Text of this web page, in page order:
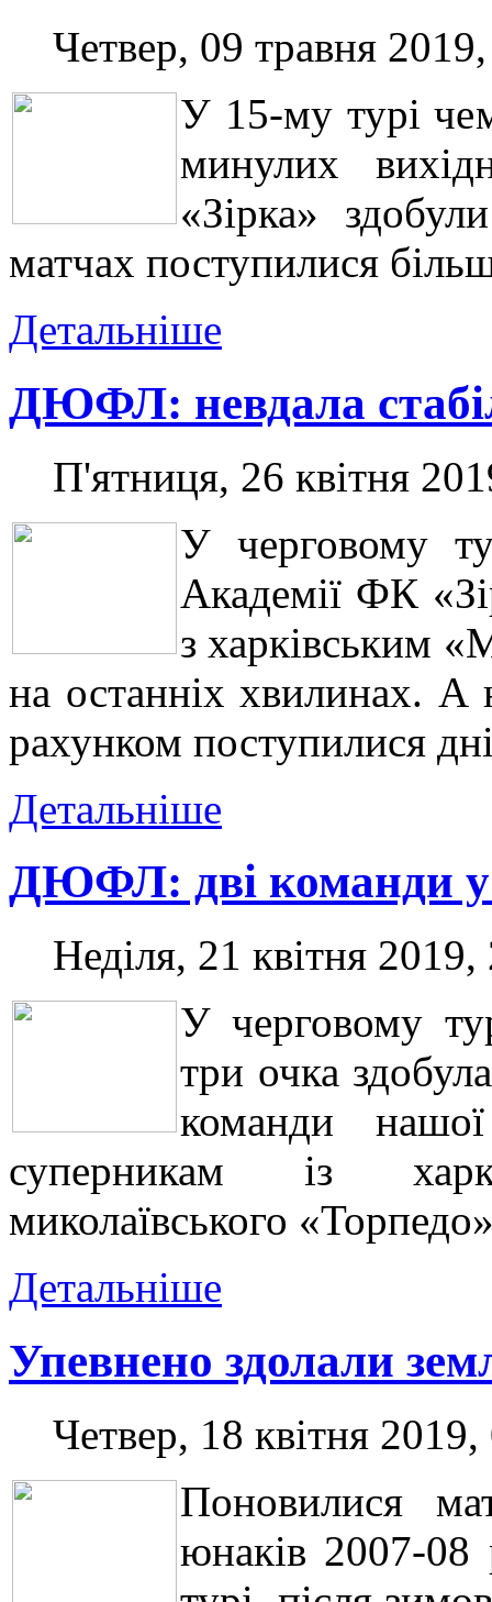
Четвер, 09 травня
У 15-му турі
минулих
«Зірка»
матчах поступилися
Детальніше
ДЮФЛ: невдала
П'ятниця, 26 квітня
У черговому
Академії ФК
з харківським
на останніх хвилинах. А
рахунком поступилися
Детальніше
ДЮФЛ: дві команди у
Неділя, 21 квітня
У черговому
три очка
команди
суперникам із
миколаївського
Детальніше
Упевнено здолали
Четвер, 18 квітня
Поновилися
юнаків 2007-